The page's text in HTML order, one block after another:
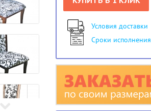
Условия доставки
Сроки исполнения